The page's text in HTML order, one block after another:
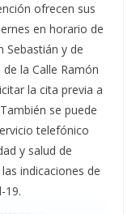
ofrecen sus
en horario de
Sebastián y de
la Calle Ramón
la cita previa a
se puede
telefónico
y salud de
indicaciones de
19.